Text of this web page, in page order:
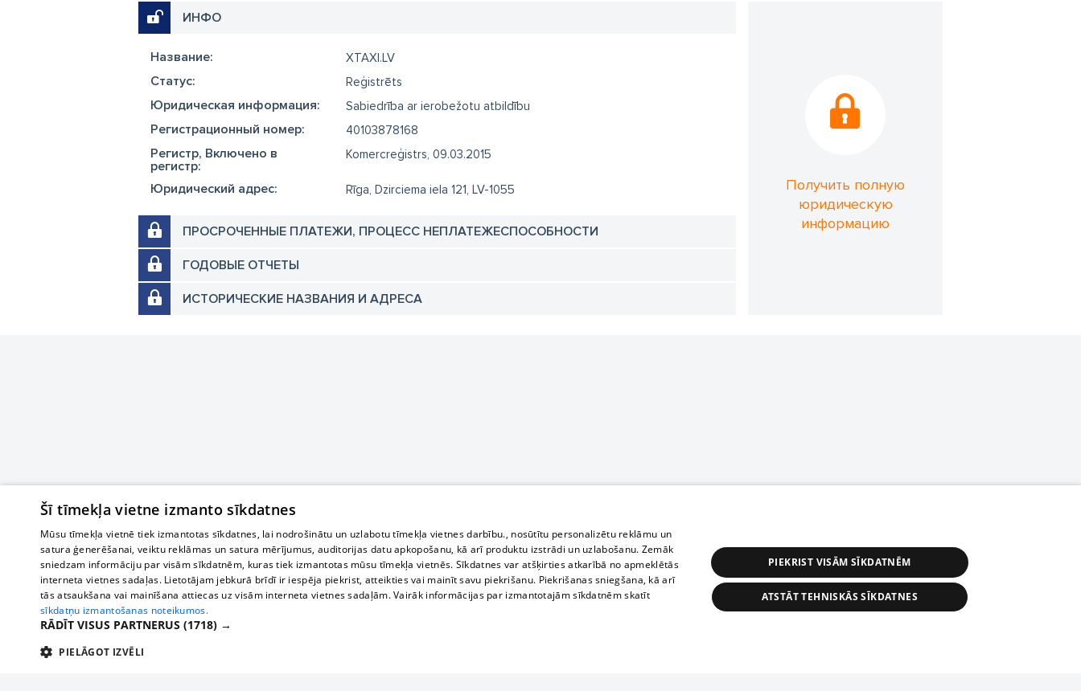
ИНФО
Название: XTAXI.LV
Cтатус: Reģistrēts
Юридическая информация: Sabiedrība ar ierobežotu atbildību
Регистрационный номер: 40103878168
Регистр, Включено в
регистр:
Komercreģistrs, 09.03.2015
Юридический адрес: Rīga, Dzirciema iela 121, LV-1055
ПРОСРОЧЕННЫЕ ПЛАТЕЖИ, ПРОЦЕСС НЕПЛАТЕЖЕСПОСОБНОСТИ
ГОДОВЫЕ ОТЧЕТЫ
ИСТОРИЧЕСКИЕ НАЗВАНИЯ И АДРЕСА
Получить полную
юридическую
информацию
Šī tīmekļa vietne izmanto sīkdatnes
Mūsu tīmekļa vietnē tiek izmantotas sīkdatnes, lai nodrošinātu un uzlabotu tīmekļa vietnes darbību., nosūtītu personalizētu reklāmu un
satura ģenerēšanai, veiktu reklāmas un satura mērījumus, auditorijas datu apkopošanu, kā arī produktu izstrādi un uzlabošanu. Zemāk
sniedzam informāciju par visām sīkdatnēm, kuras tiek izmantotas mūsu tīmekļa vietnēs. Sīkdatnes var atšķirties atkarībā no apmeklētās
interneta vietnes sadaļas. Lietotājam jebkurā brīdī ir iespēja piekrist, atteikties vai mainīt savu piekrišanu. Piekrišanas sniegšana, kā arī
tās atsaukšana vai mainīšana attiecas uz visām interneta vietnes sadaļām. Vairāk informācijas par izmantotajām sīkdatnēm skatīt
sīkdatņu izmantošanas noteikumos.
RĀDĪT VISUS PARTNERUS (1718) →
PIELĀGOT IZVĒLI
PIEKRIST VISĀM SĪKDATNĒM
ATSTĀT TEHNISKĀS SĪKDATNES